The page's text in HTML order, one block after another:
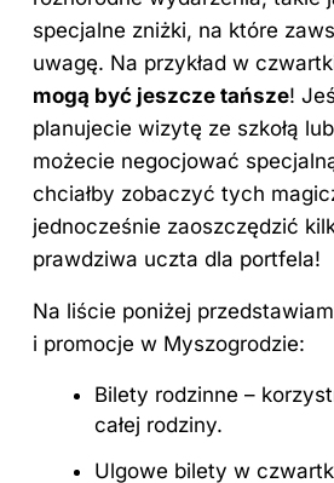
specjalne zniżki, na które
uwagę. Na przykład w
mogą być jeszcze tańsze!
planujecie wizytę ze szkołą
możecie negocjować
chciałby zobaczyć tych
jednocześnie zaoszczędzić
prawdziwa uczta dla portfela!
Na liście poniżej
i promocje w Myszogrodzie:
Bilety rodzinne –
całej rodziny.
Ulgowe bilety w